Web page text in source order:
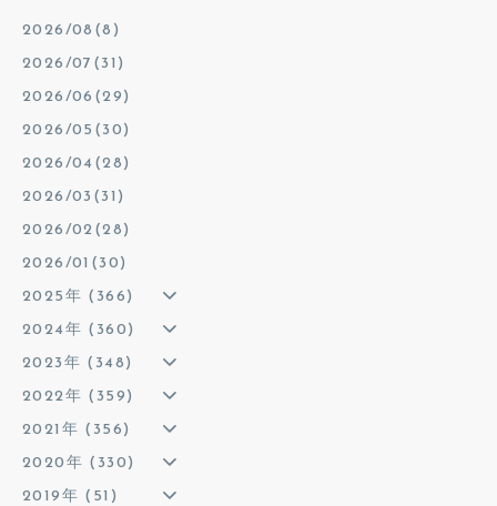
2026/08(8)
2026/07(31)
2026/06(29)
2026/05(30)
2026/04(28)
2026/03(31)
2026/02(28)
2026/01(30)
2025年 (366)
2024年 (360)
2023年 (348)
2022年 (359)
2021年 (356)
2020年 (330)
2019年 (51)